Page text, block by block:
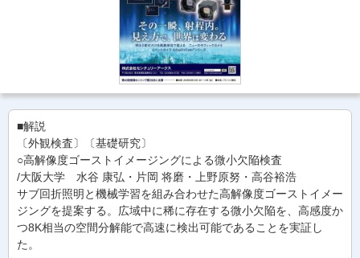
■解説
〔外観検査〕〔基礎研究〕
○高解像度ゴーストイメージングによる微小欠陥検査
/大阪大学 水谷 康弘・片岡 将磨・上野原努・高谷裕浩
サブ回折照明と機械学習を組み合わせた高解像度ゴーストイメー
ジングを提案する。広域中に稀に存在する微小欠陥を、高感度か
つ8K相当の空間分解能で高速に検出可能であることを実証し
た。